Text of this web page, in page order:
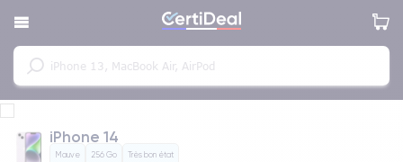
iPhone 14
Mauve 256 Go Très bon état